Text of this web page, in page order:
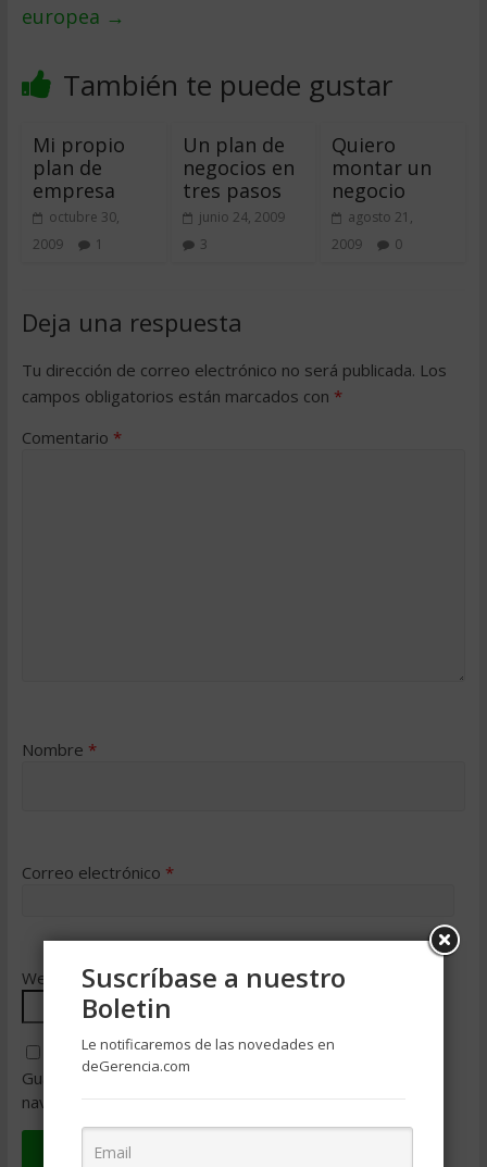
europea →
También te puede gustar
Mi propio
plan de
empresa
octubre 30,
2009
1
Un plan de
negocios en
tres pasos
junio 24, 2009
3
Quiero
montar un
negocio
agosto 21,
2009
0
Deja una respuesta
Tu dirección de correo electrónico no será publicada. Los
campos obligatorios están marcados con *
Comentario *
Nombre *
Correo electrónico *
Web
Guarda mi nombre, correo electrónico y web en este
navegador para la próxima vez que comente.
Suscríbase a nuestro
Boletin
Le notificaremos de las novedades en
deGerencia.com